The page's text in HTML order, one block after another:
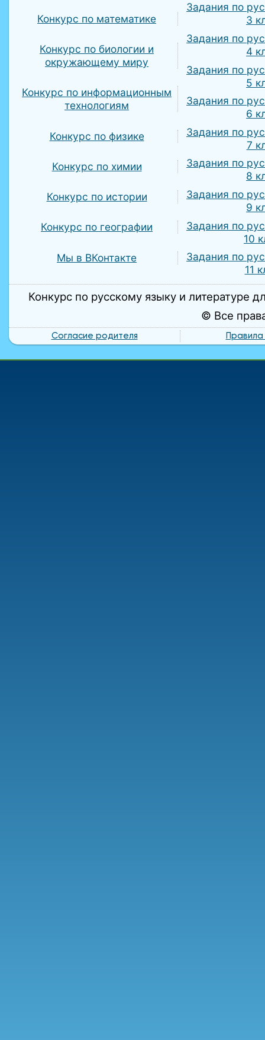
Конкурс по математике
Конкурс по биологии и
окружающему миру
Конкурс по информационным
технологиям
Конкурс по физике
Конкурс по химии
Конкурс по истории
Конкурс по географии
Мы в ВКонтакте
Задания по
3
Задания по
4
Задания по
5
Задания по
6
Задания по
7
Задания по
8
Задания по
9
Задания по
10
Задания по
11
Конкурс по русскому языку и литературе
© Все
Согласие родителя Правила